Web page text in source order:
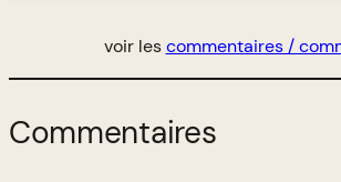
voir lescommentaires /
Commentaires